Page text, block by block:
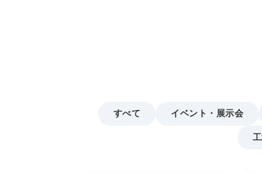
すべて イベント・展示会